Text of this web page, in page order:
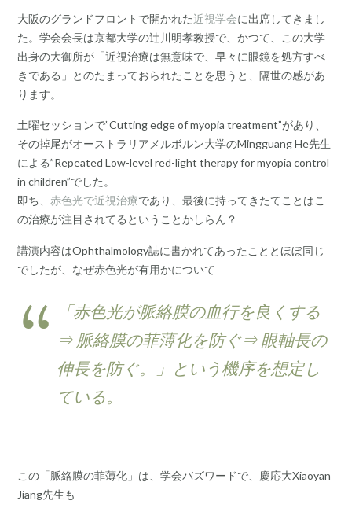
大阪のグランドフロントで開かれた近視学会に出席してきまし
た。学会会長は京都大学の辻川明孝教授で、かつて、この大学
出身の大御所が「近視治療は無意味で、早々に眼鏡を処方すべ
きである」とのたまっておられたことを思うと、隔世の感があ
ります。
土曜セッションで”Cutting edge of myopia treatment”があり、
その掉尾がオーストラリアメルボルン大学のMingguang He先生
による”Repeated Low-level red-light therapy for myopia control
in children”でした。
即ち、 赤色光で近視治療であり、最後に持ってきたてことはこ
の治療が注目されてるということかしらん？
講演内容はOphthalmology誌に書かれてあったこととほぼ同じ
でしたが、なぜ赤色光が有用かについて
「赤色光が脈絡膜の血行を良くする
⇒ 脈絡膜の菲薄化を防ぐ⇒ 眼軸長の
伸長を防ぐ。」という機序を想定し
ている。
この「脈絡膜の菲薄化」は、学会バズワードで、慶応大Xiaoyan
Jiang先生も